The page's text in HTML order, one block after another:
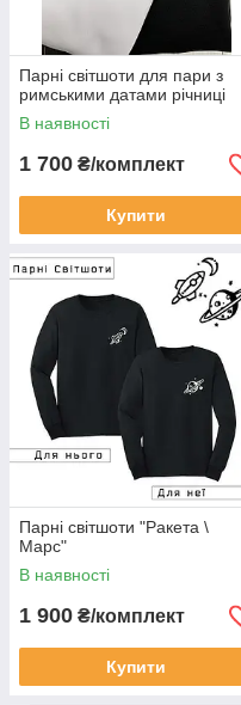
Парні світшоти для пари з
римськими датами річниці
В наявності
1 700 ₴/комплект
Купити
Парні світшоти "Ракета \
Марс"
В наявності
1 900 ₴/комплект
Купити